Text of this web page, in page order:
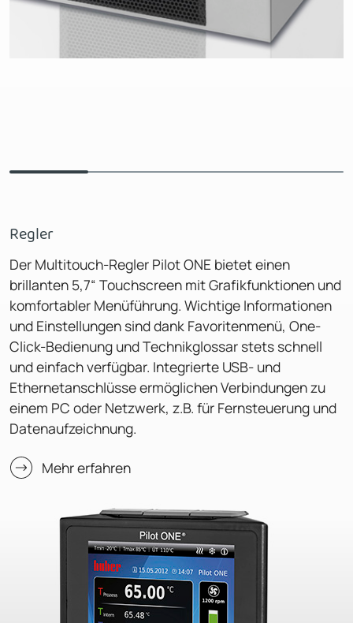
Regler
Der Multitouch-Regler Pilot ONE bietet einen
brillanten 5,7“ Touchscreen mit Grafikfunktionen und
komfortabler Menüführung. Wichtige Informationen
und Einstellungen sind dank Favoritenmenü, One-
Click-Bedienung und Technikglossar stets schnell
und einfach verfügbar. Integrierte USB- und
Ethernetanschlüsse ermöglichen Verbindungen zu
einem PC oder Netzwerk, z.B. für Fernsteuerung und
Datenaufzeichnung.
Mehr erfahren